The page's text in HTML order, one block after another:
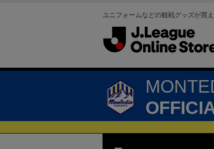
ユニフォームなどの観戦グッズが買